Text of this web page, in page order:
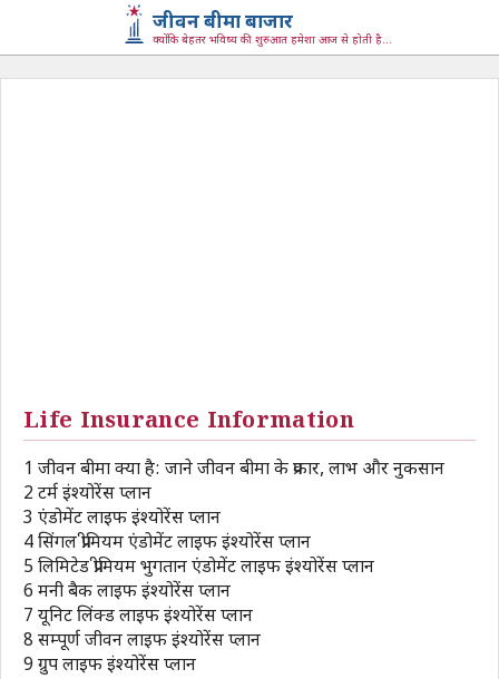
जीवन बीमा बाजार
क्योंकि बेहतर भविष्य की शुरुआत हमेशा आज से होती है...
Life Insurance Information
1 जीवन बीमा क्या है: जाने जीवन बीमा के प्रकार, लाभ और नुकसान
2टर्म इंश्योरेंस प्लान
3 एंडोमेंट लाइफ इंश्योरेंस प्लान
4सिंगल प्रीमियम एंडोमेंट लाइफ इंश्योरेंस प्लान
5लिमिटेड प्रीमियम भुगतान एंडोमेंट लाइफ इंश्योरेंस प्लान
6 मनी बैक लाइफ इंश्योरेंस प्लान
7 यूनिट लिंक्ड लाइफ इंश्योरेंस प्लान
8 सम्पूर्ण जीवन लाइफ इंश्योरेंस प्लान
9 ग्रुप लाइफ इंश्योरेंस प्लान